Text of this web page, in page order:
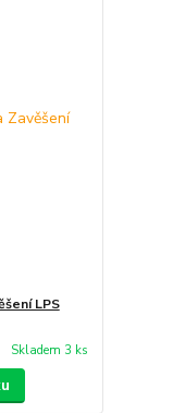
LPS
Skladem 3 ks